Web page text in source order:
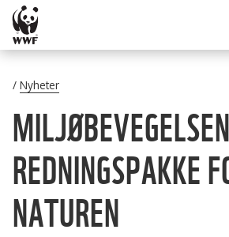
Nyheter
REDNINGSPAKKE
NATUREN